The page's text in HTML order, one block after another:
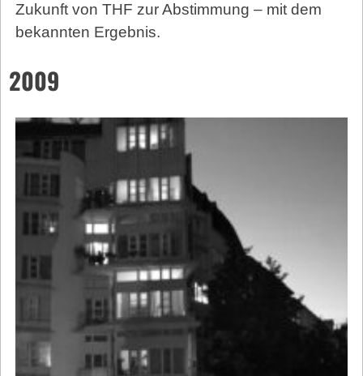
Zukunft von THF zur Abstimmung – mit dem
bekannten Ergebnis.
2009